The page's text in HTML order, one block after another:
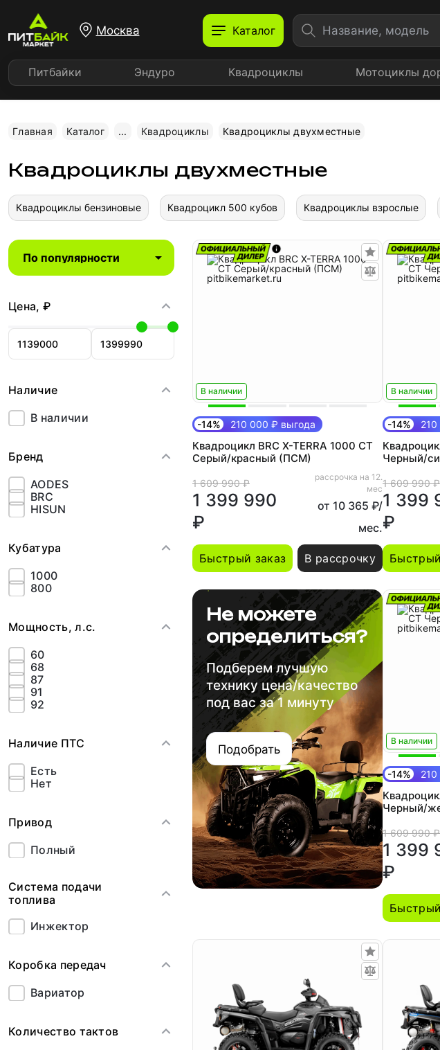
Москва Каталог
Питбайки Эндуро Квадроциклы Мотоциклы
Главная Каталог ... Квадроциклы Квадроциклы двухместные
Квадроциклы двухместные
Квадроциклы бензиновые Квадроцикл 500 кубов Квадроциклы взрослые
Цена, ₽
Наличие
В наличии
Бренд
AODES
BRC
HISUN
Кубатура
1000
800
Мощность, л.с.
60
68
87
91
92
Наличие ПТС
Есть
Нет
Привод
Полный
Система подачи
топлива
Инжектор
Коробка передач
Вариатор
Количество тактов
В наличии
-14% 210 000 ₽ выгода
Квадроцикл BRC X-TERRA 1000 CT
Серый/красный (ПСМ)
1 609 990 ₽
1 399 990
₽
рассрочка на 12.
мес
от 10 365 ₽/
мес.
Быстрый заказ В рассрочку
В наличии
-14%
Черный/
1 609 990 ₽
1 399
₽
Не можете
определиться?
Подберем лучшую
технику цена/качество
под вас за 1 минуту
Подобрать
В наличии
-14%
Черный/
1 609 990 ₽
1 399
₽